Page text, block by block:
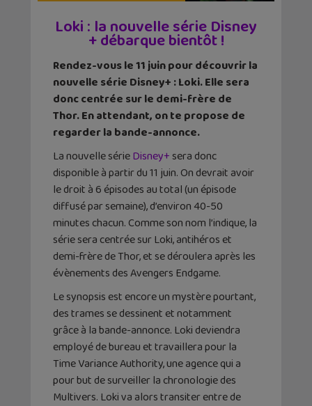
Loki : la nouvelle série Disney
+ débarque bientôt !
Rendez-vous le 11 juin pour découvrir la
nouvelle série Disney+ : Loki. Elle sera
donc centrée sur le demi-frère de
Thor. En attendant, on te propose de
regarder la bande-annonce.
La nouvelle sérieDisney+ sera donc
disponible à partir du 11 juin. On devrait avoir
le droit à 6 épisodes au total (un épisode
diffusé par semaine), d’environ 40-50
minutes chacun. Comme son nom l’indique, la
série sera centrée sur Loki, antihéros et
demi-frère de Thor, et se déroulera après les
évènements des Avengers Endgame.
Le synopsis est encore un mystère pourtant,
des trames se dessinent et notamment
grâce à la bande-annonce. Loki deviendra
employé de bureau et travaillera pour la
Time Variance Authority, une agence qui a
pour but de surveiller la chronologie des
Multivers. Loki va alors transiter entre de